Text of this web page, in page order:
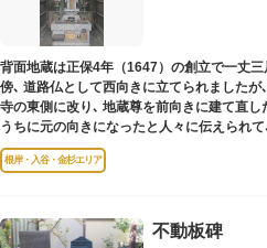
背面地蔵は正保4年（1647）の創立で一丈
傍､ 道路仏として西向きに立てられました
寺の東側に改り､ 地蔵尊を前向きに建て直
うちに元の向きになったと人々に伝えられ
ています｡薬王寺（やくおうじ）にあります。
根岸・入谷・金杉エリア
不動板碑